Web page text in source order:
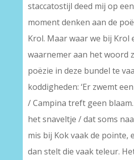
staccatostijl deed mij op
moment denken aan de
Krol. Maar waar we bij Krol
waarnemer aan het woord
poëzie in deze bundel te
koddigheden: ‘Er zwemt
/ Campina treft geen
het snaveltje / dat soms
mis bij Kok vaak de pointe,
dan stelt die vaak teleur.